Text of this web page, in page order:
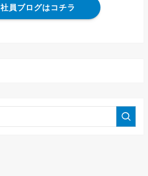
社員ブログはコチラ